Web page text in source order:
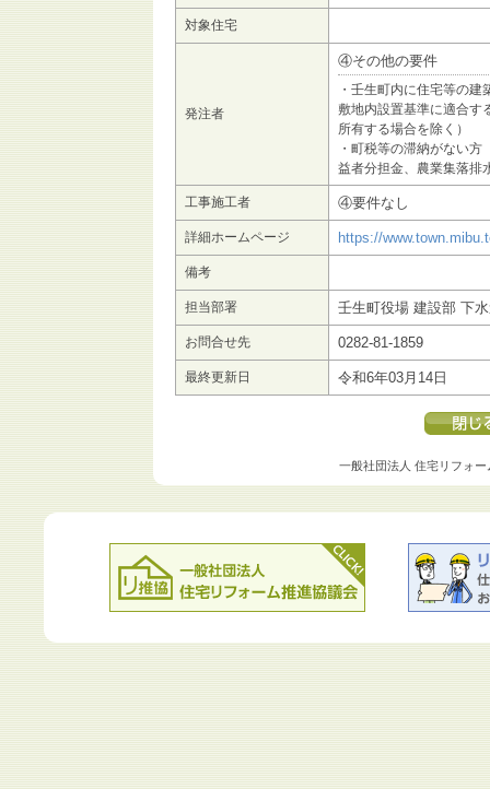
対象住宅
発注者
④その他の要件
・壬生町内に住宅等の
敷地内設置基準に適合す
所有する場合を除く）
・町税等の滞納がない
益者分担金、農業集落排
工事施工者 ④要件なし
詳細ホームページ https://
備考
担当部署 壬生町役場 建設部 下
お問合せ先 0282-81-1859
最終更新日 令和6年03月14日
一般社団法人 住宅リフォー